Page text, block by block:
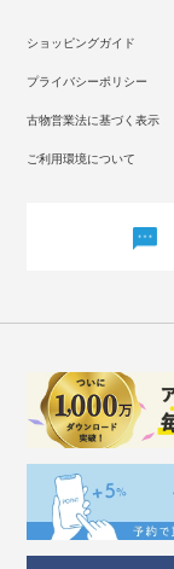
ショッピングガイド
プライバシーポリシー
古物営業法に基づく表示
ご利用環境について